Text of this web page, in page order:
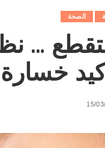
الصحة
…
15/